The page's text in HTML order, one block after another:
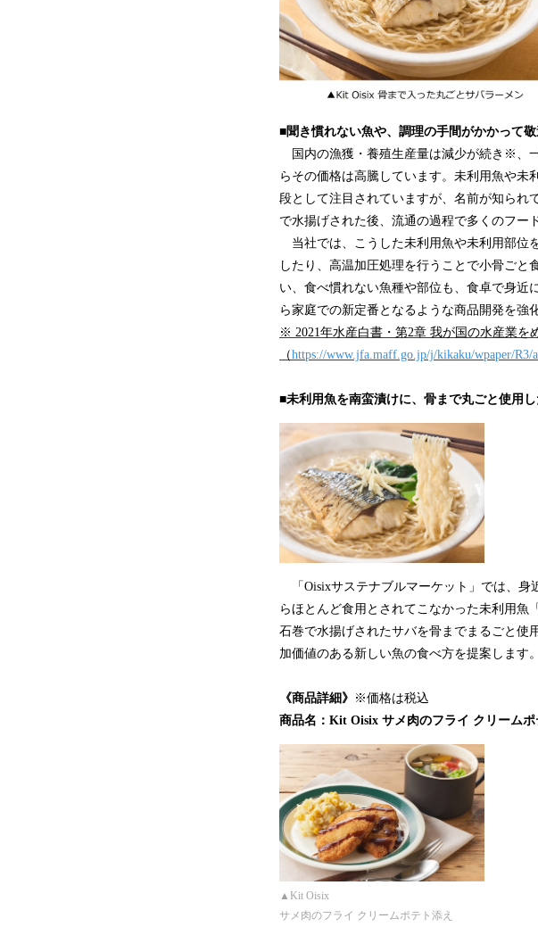
■聞き慣れない魚や、調理の手間がかかって
国内の漁獲・養殖生産量は減少が続き※、
らその価格は高騰しています。未利用魚や
段として注目されていますが、名前が知られ
で水揚げされた後、流通の過程で多くのフー
当社では、こうした未利用魚や未利用部位
したり、高温加圧処理を行うことで小骨ご
い、食べ慣れない魚種や部位も、食卓で身近
ら家庭での新定番となるような商品開発を強
※ 2021年水産白書・第2章 我が国の水産業を
（https://www.jfa.maff.go.jp/j/kikaku/wpaper/R3/
■未利用魚を南蛮漬けに、骨まで丸ごと使用
「Oisixサステナブルマーケット」では、身
らほとんど食用とされてこなかった未利用魚
石巻で水揚げされたサバを骨までまるごと使
加価値のある新しい魚の食べ方を提案します。
《商品詳細》 ※価格は税込
商品名：Kit Oisix サメ肉のフライ クリームポ
▲Kit Oisix
サメ肉のフライ クリームポテト添え